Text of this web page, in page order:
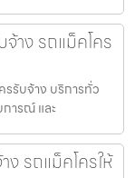
าง รถแม็คโคร
รรับจ้าง บริการทั่ว
ารณ์ และ
ง รถแม็คโครให้